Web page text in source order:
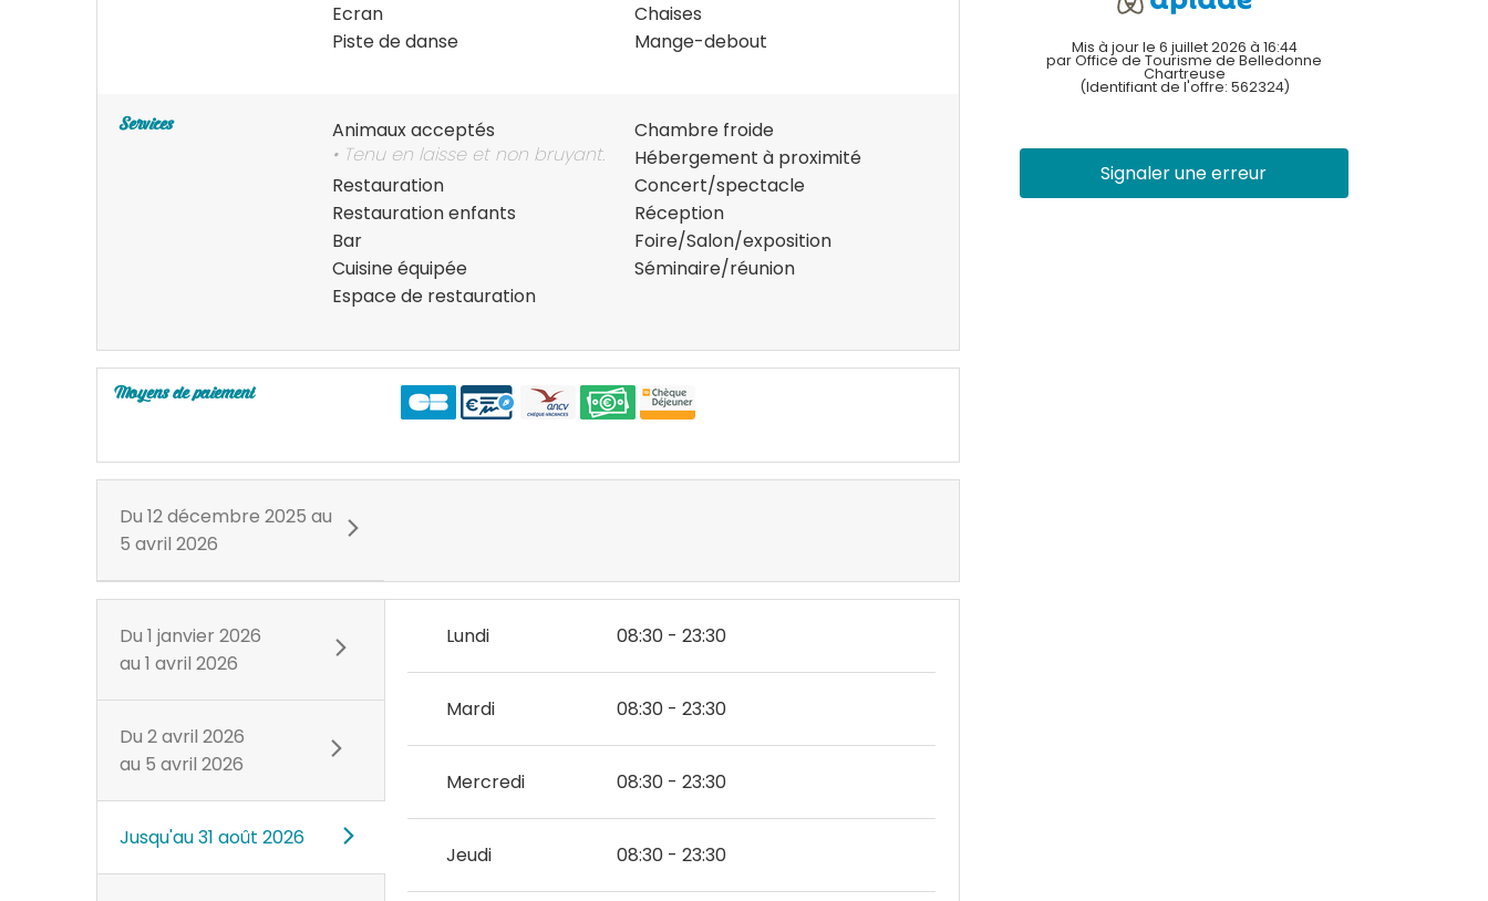
Ecran
Piste de danse
Chaises
Mange-debout
Services
Animaux acceptés
• Tenu en laisse et non bruyant.
Restauration
Restauration enfants
Bar
Cuisine équipée
Espace de restauration
Chambre froide
Hébergement à proximité
Concert/spectacle
Réception
Foire/Salon/exposition
Séminaire/réunion
Moyens de paiement
Du 12 décembre 2025 au
5 avril 2026
Du 1 janvier 2026
au 1 avril 2026
Du 2 avril 2026
au 5 avril 2026
Jusqu'au31 août 2026
Lundi 08:30 - 23:30
Mardi 08:30 - 23:30
Mercredi 08:30 - 23:30
Jeudi 08:30 - 23:30
Mis à jour le 6 juillet 2026 à 16:44
par Office de Tourisme de Belledonne
Chartreuse
(Identifiant de l'offre: 562324)
Signaler une erreur